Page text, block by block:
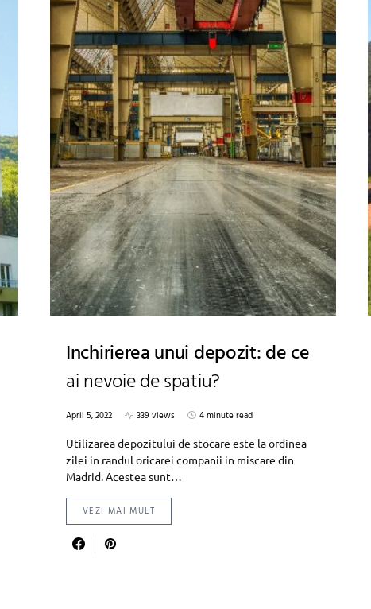
Inchirierea unui depozit: de ce
ai nevoie de spatiu?
April 5, 2022 339 views
4 minute read
Utilizarea depozitului de stocare este la ordinea
zilei in randul oricarei companii in miscare din
Madrid. Acestea sunt…
VEZI MAI MULT